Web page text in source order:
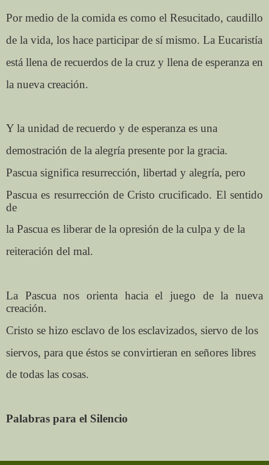
Por medio de la comida es como el Resucitado, caudillo
de la vida, los hace participar de sí mismo. La Eucaristía
está llena de recuerdos de la cruz y llena de esperanza en
la nueva creación.
Y la unidad de recuerdo y de esperanza es una
demostración de la alegría presente por la gracia.
Pascua significa resurrección, libertad y alegría, pero
Pascua es resurrección de Cristo crucificado. El sentido
de
la Pascua es liberar de la opresión de la culpa y de la
reiteración del mal.
La Pascua nos orienta hacia el juego de la nueva
creación.
Cristo se hizo esclavo de los esclavizados, siervo de los
siervos, para que éstos se convirtieran en señores libres
de todas las cosas.
Palabras para el Silencio